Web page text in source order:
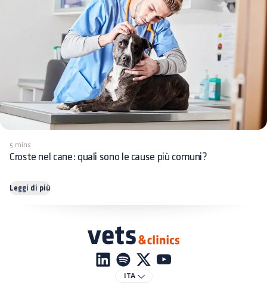
5 mins
Croste nel cane: quali sono le cause più comuni?
Leggi di più
ITA